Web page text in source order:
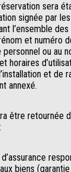
sera
signée par
l’ensemble
et numéro
ou au
horaires
et de
annexé.
être retournée
biens